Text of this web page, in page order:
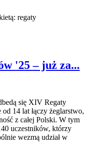
regaty
'25 – już za...
się XIV Regaty
14 lat łączy żeglarstwo,
z całej Polski. W tym
uczestników, którzy
wezmą udział w